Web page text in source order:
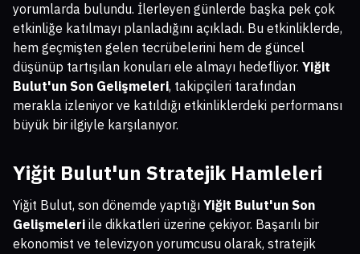
yorumlarda bulundu. İlerleyen günlerde başka pek çok
etkinliğe katılmayı planladığını açıkladı. Bu etkinliklerde,
hem geçmişten gelen tecrübelerini hem de güncel
düşünüp tartışılan konuları ele almayı hedefliyor. Yiğit
Bulut'un Son Gelişmeleri, takipçileri tarafından
merakla izleniyor ve katıldığı etkinliklerdeki performansı
büyük bir ilgiyle karşılanıyor.
Yiğit Bulut'un Stratejik Hamleleri
Yiğit Bulut, son dönemde yaptığı Yiğit Bulut'un Son
Gelişmeleri ile dikkatleri üzerine çekiyor. Başarılı bir
ekonomist ve televizyon yorumcusu olarak, stratejik